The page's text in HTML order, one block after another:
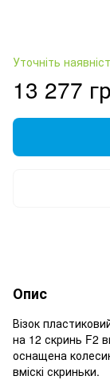
Уточніть
13 277
Опис
Візок
на 12 скринь F2
оснащена
вміскі скриньки.